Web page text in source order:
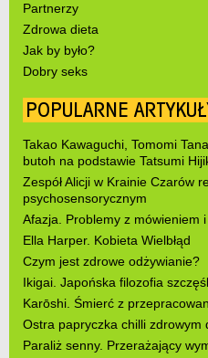
Partnerzy
Zdrowa dieta
Jak by było?
Dobry seks
POPULARNE
Takao Kawaguchi, Tomomi
butoh na podstawie Tatsumi
Zespół Alicji w Krainie Czarów
psychosensorycznym
Afazja. Problemy z mówieniem
Ella Harper. Kobieta Wielbłąd
Czym jest zdrowe odżywianie?
Ikigai. Japońska filozofia
Karōshi. Śmierć z
Ostra papryczka chilli zdrowym
Paraliż senny. Przerażający